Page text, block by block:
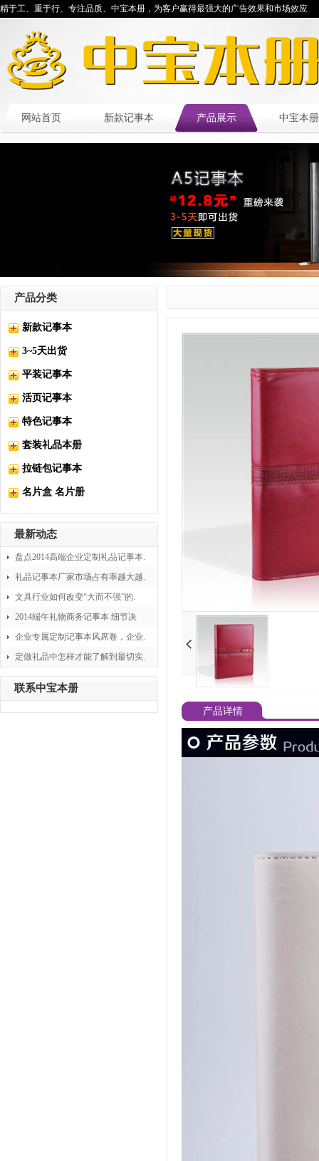
精于工、重于行、专注品质、中宝本册，为客户赢得最强大的广告效果和市场效应
网站首页 新款记事本 产品展示 中宝本
产品分类
新款记事本
3~5天出货
平装记事本
活页记事本
特色记事本
套装礼品本册
拉链包记事本
名片盒 名片册
最新动态
盘点2014高端企业定制礼品记事本.
礼品记事本厂家市场占有率越大越.
文具行业如何改变“大而不强”的.
2014端午礼物商务记事本 细节决
企业专属定制记事本风席卷，企业.
定做礼品中怎样才能了解到最切实.
联系中宝本册
产品详情